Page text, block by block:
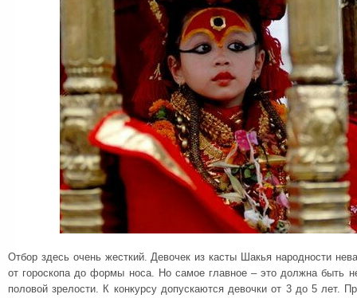
Отбор здесь очень жесткий. Девочек из касты Шакья народности
от гороскопа до формы носа. Но самое главное – это должна быть
половой зрелости. К конкурсу допускаются девочки от 3 до 5 лет.